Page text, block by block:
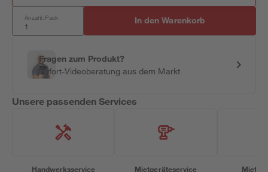
Anzahl: Pack In den Warenkorb
Fragen zum Produkt?
Sofort-Videoberatung aus dem Markt
Unsere passenden Services
Handwerksservice Mietgeräteservice